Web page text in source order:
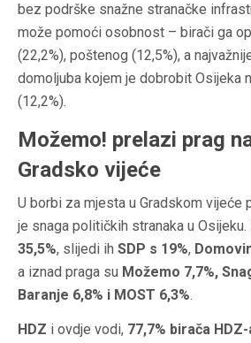
bez podrške snažne stranačke
može pomoći osobnost – birači ga
(22,2%), poštenog (12,5%), a
domoljuba kojem je dobrobit Osijeka
(12,2%).
Možemo! prelazi prag
Gradsko vijeće
U borbi za mjesta u Gradskom vijeće
je snaga političkih stranaka u Osijeku.
35,5%, slijedi ih SDP s 19%,
a iznad praga su Možemo 7,7%,
Baranje 6,8% i MOST 6,3%.
HDZ i ovdje vodi, 77,7% birača